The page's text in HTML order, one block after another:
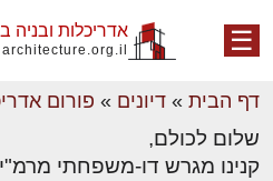
☰ אדריכלות ובניה
architecture.org.il
דף הבית » דיונים » פורום
שלום לכולם,
קנינו מגרש דו-משפחתי